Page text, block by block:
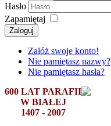
Hasło
Zapamiętaj
Zaloguj
Załóż swoje konto!
Nie pamiętasz nazwy?
Nie pamiętasz hasła?
600 LAT PARAFII
W BIAŁEJ
1407 - 2007